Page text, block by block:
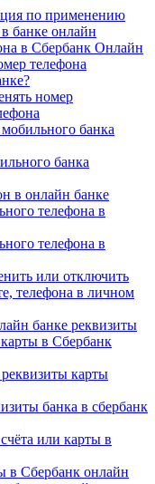
по применению
банке онлайн
в Сбербанк Онлайн
телефона
номер
банка
банка
в онлайн банке
телефона в
телефона в
или отключить
телефона в личном
банке реквизиты
в Сбербанк
реквизиты карты
банка в сбербанк
или карты в
в Сбербанк онлайн